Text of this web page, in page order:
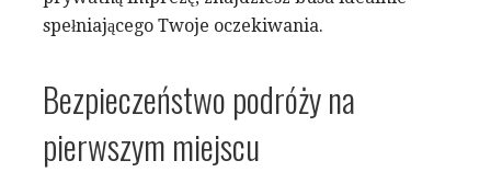
spełniającego Twoje oczekiwania.
Bezpieczeństwo podróży na
pierwszym miejscu